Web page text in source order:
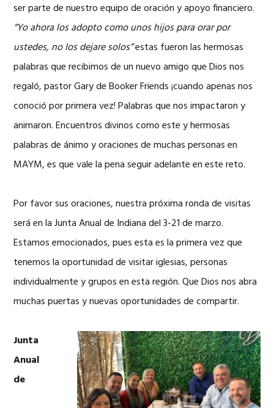
ser parte de nuestro equipo de oración y apoyo financiero.
“Yo ahora los adopto como unos hijos para orar por
ustedes, no los dejare solos”estas fueron las hermosas
palabras que recibimos de un nuevo amigo que Dios nos
regaló, pastor Gary de Booker Friends ¡cuando apenas nos
conoció por primera vez! Palabras que nos impactaron y
animaron. Encuentros divinos como este y hermosas
palabras de ánimo y oraciones de muchas personas en
MAYM, es que vale la pena seguir adelante en este reto.
Por favor sus oraciones, nuestra próxima ronda de visitas
será en la Junta Anual de Indiana del 3-21 de marzo.
Estamos emocionados, pues esta es la primera vez que
tenemos la oportunidad de visitar iglesias, personas
individualmente y grupos en esta región. Que Dios nos abra
muchas puertas y nuevas oportunidades de compartir.
Junta
Anual
de